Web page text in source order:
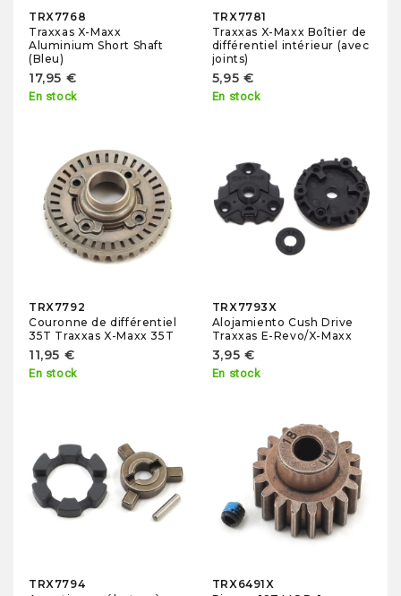
TRX7768
Traxxas X-Maxx
Aluminium Short Shaft
(Bleu)
17,95 €
En stock
TRX7781
Traxxas X-Maxx Boîtier de
différentiel intérieur (avec
joints)
5,95 €
En stock
TRX7792
Couronne de différentiel
35T Traxxas X-Maxx 35T
11,95 €
En stock
TRX7793X
Alojamiento Cush Drive
Traxxas E-Revo/X-Maxx
3,95 €
En stock
TRX7794
TRX6491X